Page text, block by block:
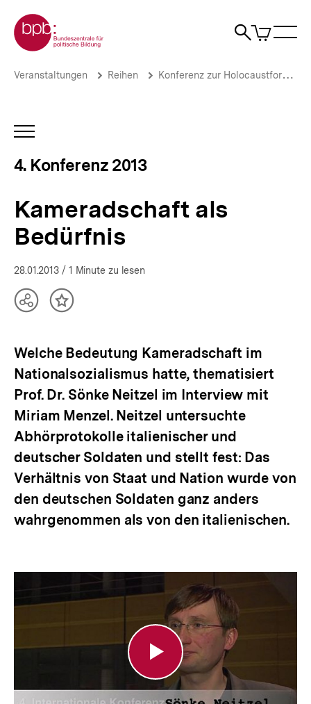
zum
Seiteninhalt
springen
Zur Startseite der bpb
Suche
Artikel
im
Kameradschaft
Volksgemeinschaft
Ausgrenzungsgemeinschaft
Brotkrümelnavigation
Pfadnavigation
Veranstaltungen Reihen Konferenz zur Holocaustforschung
INHALTSNAVIGATION
4. Konferenz 2013
Kameradschaft als
Bedürfnis
28.01.2013 / 1 Minute zu lesen
TeilenInhalt
Welche Bedeutung Kameradschaft im
Nationalsozialismus hatte, thematisiert
Prof. Dr. Sönke Neitzel im Interview mit
Miriam Menzel. Neitzel untersuchte
Abhörprotokolle italienischer und
deutscher Soldaten und stellt fest: Das
Verhältnis von Staat und Nation wurde von
den deutschen Soldaten ganz anders
wahrgenommen als von den italienischen.
Kameradschaft
als
Bedürfnis